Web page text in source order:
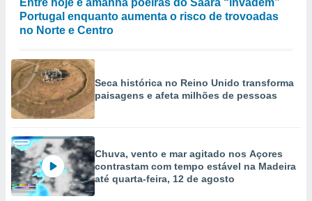
Entre hoje e amanhã poeiras do Saara “invadem”
Portugal enquanto aumenta o risco de trovoadas
no Norte e Centro
Seca histórica no Reino Unido transforma
paisagens e afeta milhões de pessoas
Chuva, vento e mar agitado nos Açores
contrastam com tempo estável na Madeira
até quarta-feira, 12 de agosto